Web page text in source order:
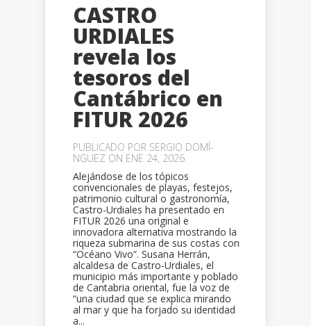
CASTRO
URDIALES
revela los
tesoros del
Cantábrico en
FITUR 2026
PUBLICADO POR SERGIO DOMÍ­
NGUEZ ON ENE 24, 2026
Alejándose de los tópicos
convencionales de playas, festejos,
patrimonio cultural o gastronomía,
Castro-Urdiales ha presentado en
FITUR 2026 una original e
innovadora alternativa mostrando la
riqueza submarina de sus costas con
“Océano Vivo”. Susana Herrán,
alcaldesa de Castro-Urdiales, el
municipio más importante y poblado
de Cantabria oriental, fue la voz de
“una ciudad que se explica mirando
al mar y que ha forjado su identidad
a...